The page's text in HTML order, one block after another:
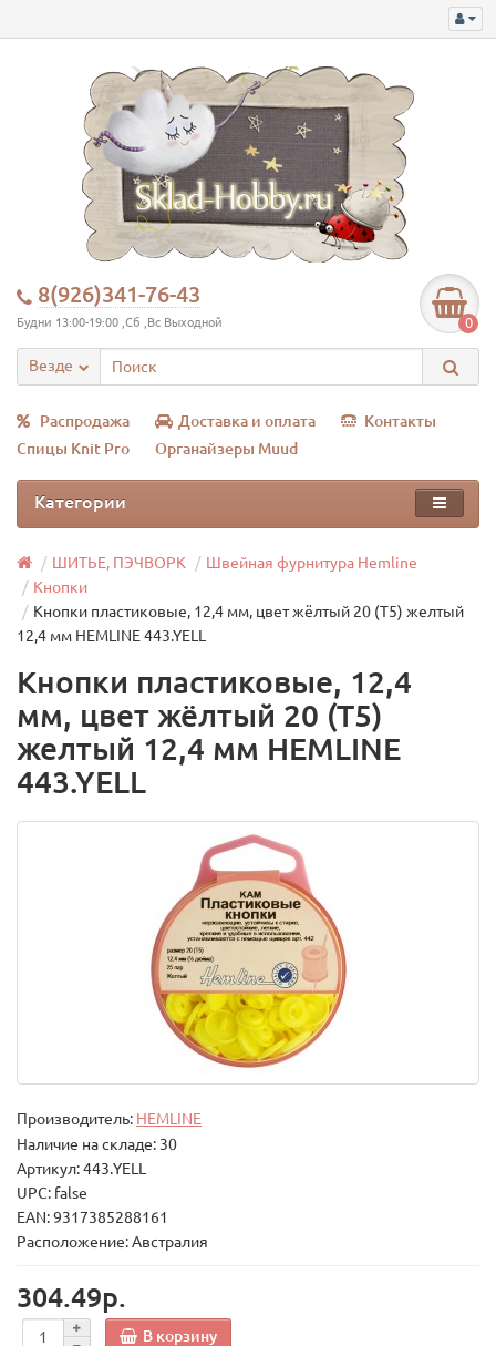
8(926)341-76-43
Будни 13:00-19:00 ,Сб ,Вс Выходной 0
Везде
Распродажа Доставка и оплата
Контакты
Спицы Knit Pro
Органайзеры Muud
Категории
ШИТЬЕ, ПЭЧВОРК
Швейная фурнитура Hemline
Кнопки
Кнопки пластиковые, 12,4 мм, цвет жёлтый 20 (T5) желтый
12,4 мм HEMLINE 443.YELL
Кнопки пластиковые, 12,4
мм, цвет жёлтый 20 (T5)
желтый 12,4 мм HEMLINE
443.YELL
Производитель: HEMLINE
Наличие на складе: 30
Артикул: 443.YELL
UPC: false
EAN: 9317385288161
Расположение: Австралия
304.49р.
В корзину